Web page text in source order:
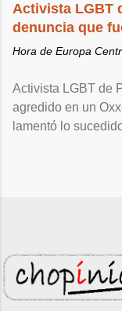
Activista LGBT
denuncia que
Hora de Europa
Activista LGBT de
agredido en un
lamentó lo